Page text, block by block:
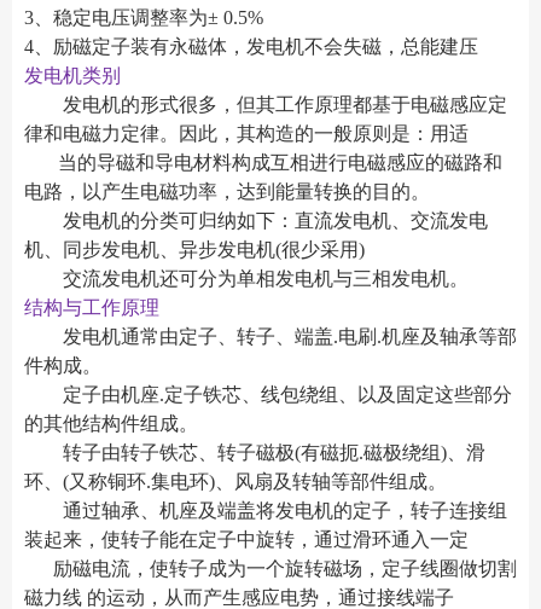
3、稳定电压调整率为± 0.5%
4、励磁定子装有永磁体，发电机不会失磁，总能建压
发电机类别
发电机的形式很多，但其工作原理都基于电磁感应定
律和电磁力定律。因此，其构造的一般原则是：用适
当的导磁和导电材料构成互相进行电磁感应的磁路和
电路，以产生电磁功率，达到能量转换的目的。
发电机的分类可归纳如下：直流发电机、交流发电
机、同步发电机、异步发电机(很少采用)
交流发电机还可分为单相发电机与三相发电机。
结构与工作原理
发电机通常由定子、转子、端盖.电刷.机座及轴承等部
件构成。
定子由机座.定子铁芯、线包绕组、以及固定这些部分
的其他结构件组成。
转子由转子铁芯、转子磁极(有磁扼.磁极绕组)、滑
环、(又称铜环.集电环)、风扇及转轴等部件组成。
通过轴承、机座及端盖将发电机的定子，转子连接组
装起来，使转子能在定子中旋转，通过滑环通入一定
励磁电流，使转子成为一个旋转磁场，定子线圈做切割
磁力线 的运动，从而产生感应电势，通过接线端子